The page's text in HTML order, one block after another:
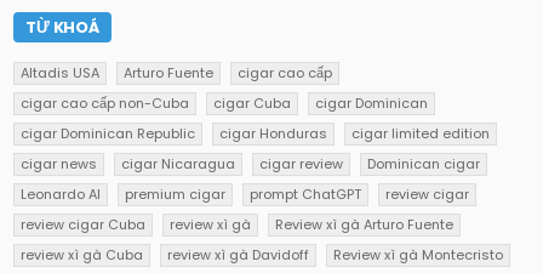
TỪ KHOÁ
Altadis USA Arturo Fuente
cigar cao cấp
cigar cao cấp non-Cuba
cigar Cuba
cigar Dominican
cigar Dominican Republic
cigar Honduras
cigar limited edition
cigar news
cigar Nicaragua cigar review
Dominican cigar
Leonardo AI
premium cigar prompt ChatGPT
review cigar
review cigar Cuba
review xì gà
Review xì gà Arturo Fuente
review xì gà Cuba
review xì gà Davidoff
Review xì gà Montecristo